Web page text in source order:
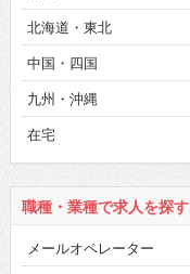
北海道・東北
中国・四国
九州・沖縄
在宅
職種・業種で求人を探す
メールオペレーター